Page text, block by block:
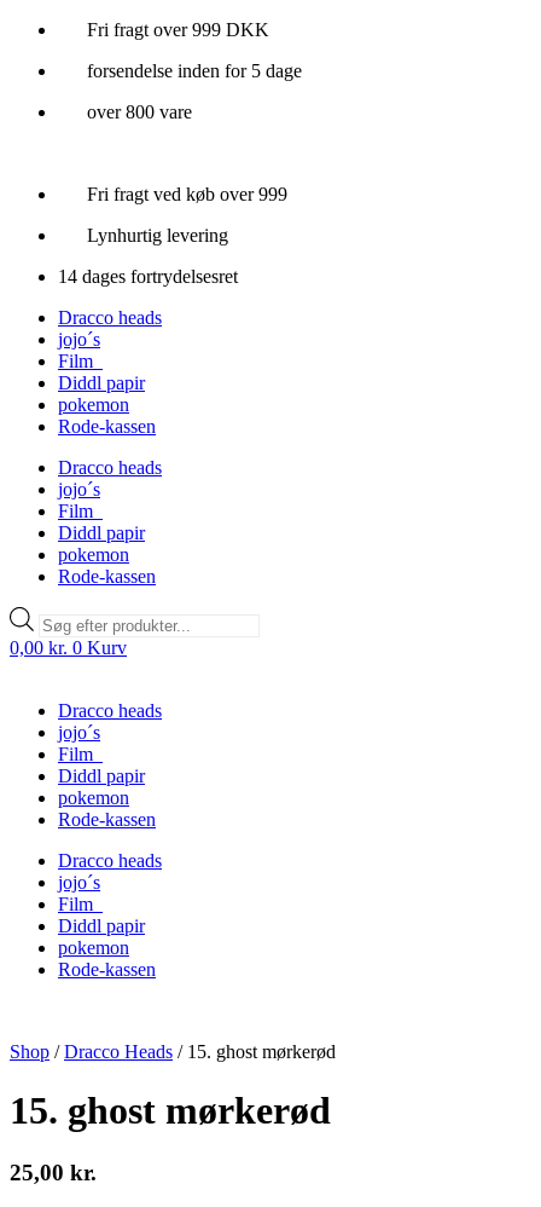
Videre
indhold
Fri fragt over 999 DKK
forsendelse inden for 5 dage
over 800 vare
Fri fragt ved køb over 999
Lynhurtig levering
14 dages fortrydelsesret
Dracco heads
jojo´s
Film
Diddl papir
pokemon
Rode-kassen
Dracco heads
jojo´s
Film
Diddl papir
pokemon
Rode-kassen
Products
search
0,00 kr. 0 Kurv
Dracco heads
jojo´s
Film
Diddl papir
pokemon
Rode-kassen
Dracco heads
jojo´s
Film
Diddl papir
pokemon
Rode-kassen
Shop /Dracco Heads / 15. ghost mørkerød
15. ghost mørkerød
25,00 kr.